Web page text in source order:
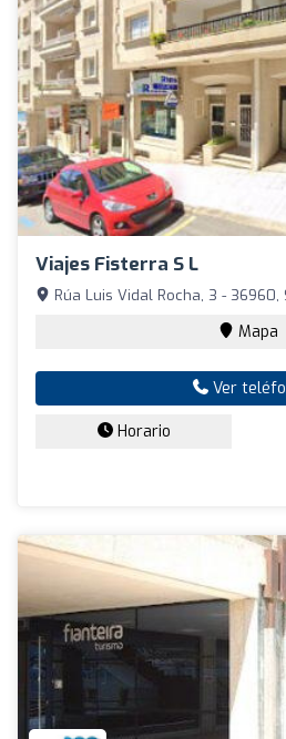
Viajes Fisterra S L
Rúa Luis Vidal Rocha, 3 - 36960,
Mapa
Ver
Horario